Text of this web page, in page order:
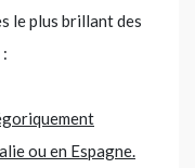
le plus brillant des
ou en Espagne.